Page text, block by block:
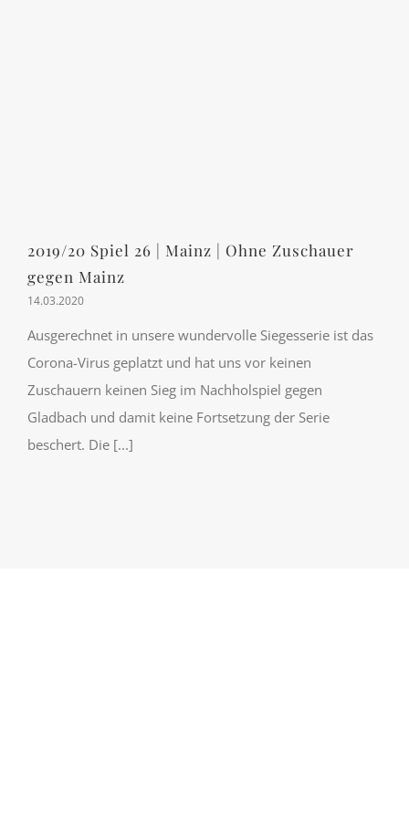
2019/20 Spiel 26 | Mainz | Ohne Zuschauer
gegen Mainz
14.03.2020
Ausgerechnet in unsere wundervolle Siegesserie ist das
Corona-Virus geplatzt und hat uns vor keinen
Zuschauern keinen Sieg im Nachholspiel gegen
Gladbach und damit keine Fortsetzung der Serie
beschert. Die [...]